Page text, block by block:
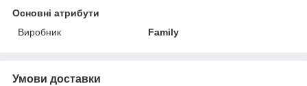
Основні атрибути
Виробник
Family
Умови доставки